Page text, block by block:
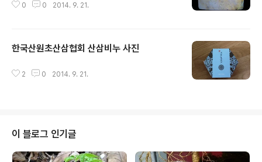
0 0 2014. 9. 21.
한국산원초산삼협회 산삼비누 사진
2 0 2014. 9. 21.
이 블로그 인기글